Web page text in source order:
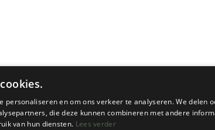
personaliseren en om ons verkeer te analyseren. We delen
die deze kunnen combineren met andere
van hun diensten. Lees verder